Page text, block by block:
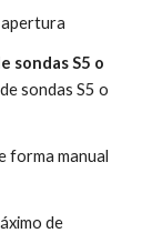
sondas S5 o
sondas S5 o
forma manual
de